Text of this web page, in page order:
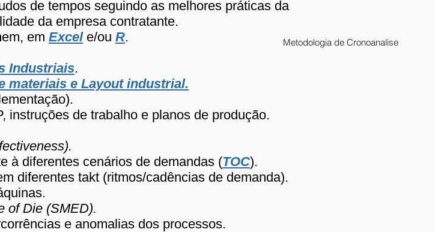
Metodologia de Cronoanalise
de tempos seguindo as melhores práticas da
da empresa contratante.
em Excele/ou R.
Industriais.
materiais e Layout industrial.
instruções de trabalho e planos de produção.
à diferentes cenários de demandas (TOC).
diferentes takt (ritmos/cadências de demanda).
of Die (SMED).
e anomalias dos processos.